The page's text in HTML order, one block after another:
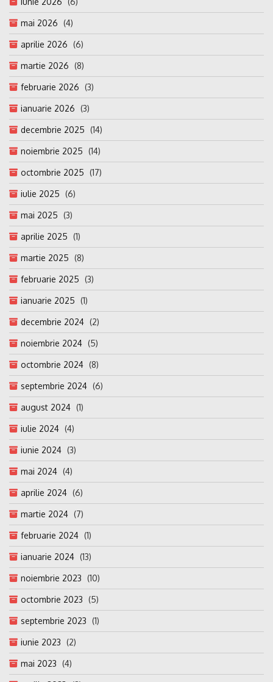
mai 2026 (4)
aprilie 2026 (6)
martie 2026 (8)
februarie 2026 (3)
ianuarie 2026 (3)
decembrie 2025 (14)
noiembrie 2025 (14)
octombrie 2025 (17)
iulie 2025 (6)
mai 2025 (3)
aprilie 2025 (1)
martie 2025 (8)
februarie 2025 (3)
ianuarie 2025 (1)
decembrie 2024 (2)
noiembrie 2024 (5)
octombrie 2024 (8)
septembrie 2024 (6)
august 2024 (1)
iulie 2024 (4)
iunie 2024 (3)
mai 2024 (4)
aprilie 2024 (6)
martie 2024 (7)
februarie 2024 (1)
ianuarie 2024 (13)
noiembrie 2023 (10)
octombrie 2023 (5)
septembrie 2023 (1)
iunie 2023 (2)
mai 2023 (4)